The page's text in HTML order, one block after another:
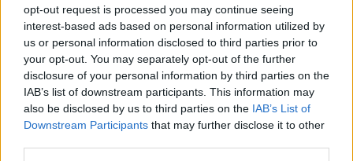
opt-out request is processed you may continue seeing
interest-based ads based on personal information utilized by
us or personal information disclosed to third parties prior to
your opt-out. You may separately opt-out of the further
disclosure of your personal information by third parties on the
IAB’s list of downstream participants. This information may
also be disclosed by us to third parties on the IAB’s List of
Downstream Participants that may further disclose it to other
Mērcītei paredzētās sastāvdaļas liek blenderī un
sajauc.
Pārlej salātiem, rūpīgi sajauc un ļauj garšām
sasūkties aptuveni 10 minūtes.